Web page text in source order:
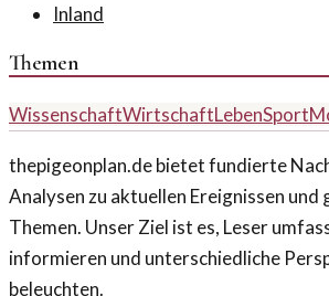
Inland
Themen
WissenschaftWirtschaftLebenSport
thepigeonplan.de bietet fundierte
Analysen zu aktuellen Ereignissen und
Themen. Unser Ziel ist es, Leser
informieren und unterschiedliche
beleuchten.